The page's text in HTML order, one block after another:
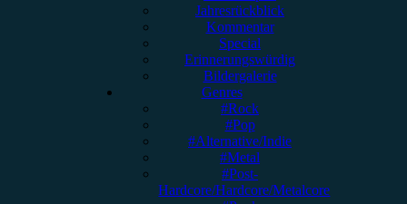
Jahresrückblick
Kommentar
Special
Erinnerungswürdig
Bildergalerie
Genres
#Rock
#Pop
#Alternative/Indie
#Metal
#Post-
Hardcore/Hardcore/Metalcore